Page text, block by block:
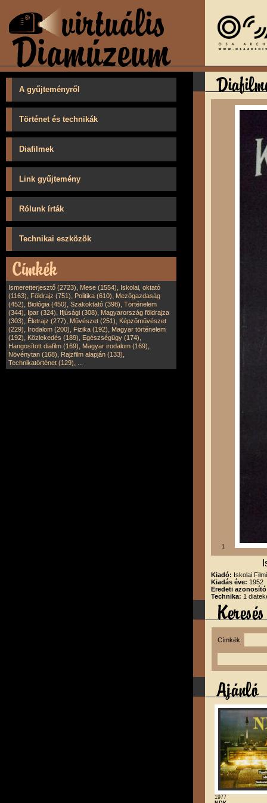
A gyűjteményről
Történet és technikák
Diafilmek
Link gyűjtemény
Rólunk írták
Technikai eszközök
Ismeretterjesztő (2723), Mese (1554), Iskolai, oktató
(1163), Földrajz (751), Politika (610), Mezőgazdaság
(452), Biológia (450), Szakoktató (398), Történelem
(344), Ipar (324), Ifjúsági (308), Magyarország földrajza
(303), Életrajz (277), Művészet (251), Képzőművészet
(229), Irodalom (200), Fizika (192), Magyar történelem
(192), Közlekedés (189), Egészségügy (174),
Hangosított diafilm (169), Magyar irodalom (169),
Növénytan (168), Rajzfilm alapján (133),
Technikatörténet (129),
1
Kiadó: Iskolai
Kiadás éve: 1952
Eredeti
Technika: 1
Címkék:
1977